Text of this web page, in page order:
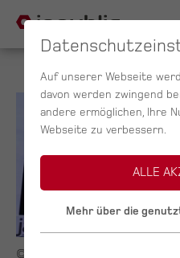
© APA/EXPA/JOHANN
Auf unserer Webseite
davon werden zwingend
andere ermöglichen, Ihre
Webseite zu verbessern.
ALLE
Mehr über die